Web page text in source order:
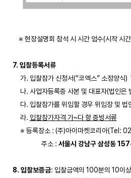
※ 현장설명회 참석 시 시간 엄수(시작 시
7. 입찰등록서류
가. 입찰참가 신청서(“코엑스” 소정양식)
나. 사업자등록증 사본 및 대표자(법인
다. 입찰참가를 위임할 경우 위임장 및
     라.
입찰참가자격 가~다 항 증빙서류
※ 등록장소 : (주)아이마켓코리아
                   주소 :
서울시 강남구 삼성동
8. 입찰보증금: 입찰금액의 100분의 10